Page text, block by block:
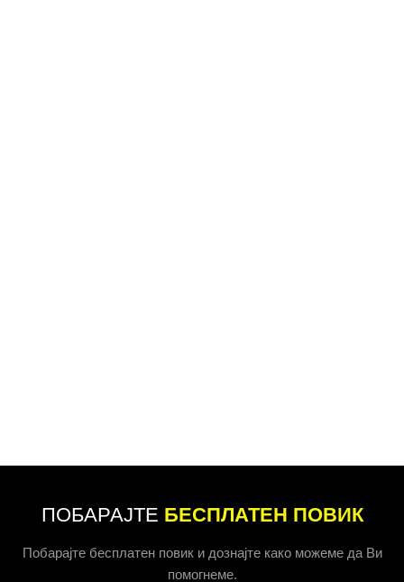
ПОБАРАЈТЕ БЕСПЛАТЕН ПОВИК
Побарајте бесплатен повик и дознајте како можеме да Ви
помогнеме.